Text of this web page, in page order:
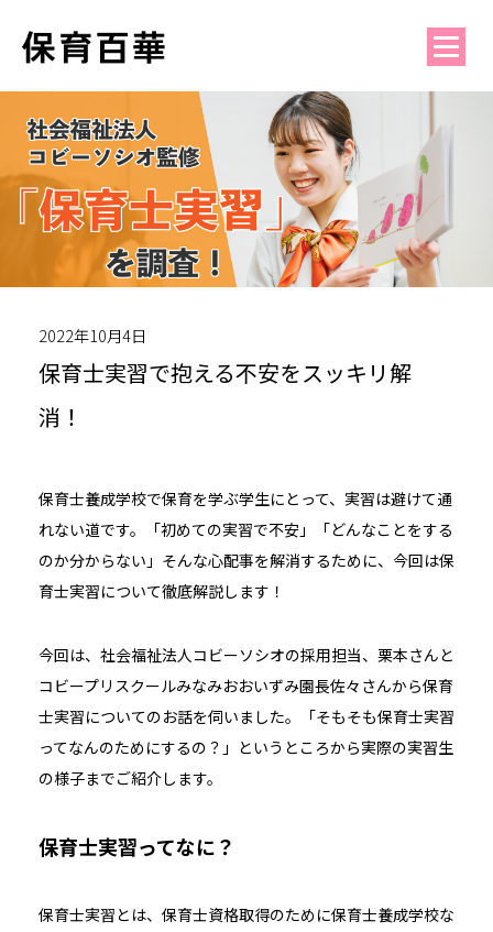
2022年10月4日
保育士実習で抱える不安をスッキリ解
消！
保育士養成学校で保育を学ぶ学生にとって、実習は避けて通
れない道です。「初めての実習で不安」「どんなことをする
のか分からない」そんな心配事を解消するために、今回は保
育士実習について徹底解説します！
今回は、社会福祉法人コビーソシオの採用担当、栗本さんと
コビープリスクールみなみおおいずみ園長佐々さんから保育
士実習についてのお話を伺いました。「そもそも保育士実習
ってなんのためにするの？」というところから実際の実習生
の様子までご紹介します。
保育士実習ってなに？
保育士実習とは、保育士資格取得のために保育士養成学校な